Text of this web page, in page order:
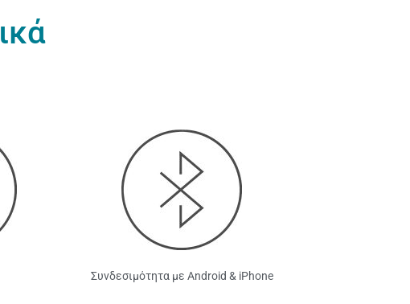
Συνδεσιμότητα με Android & iPhone